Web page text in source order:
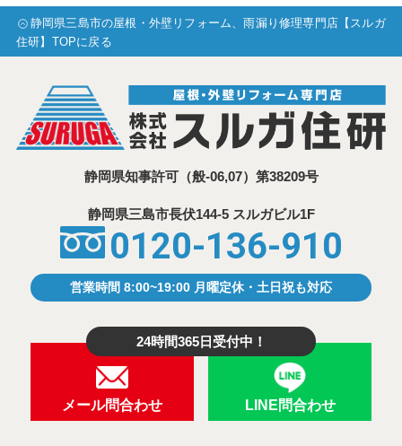
静岡県三島市の屋根・外壁リフォーム、雨漏り修理専門店【スルガ
住研】TOPに戻る
静岡県知事許可（般-06,07）第38209号
静岡県三島市⾧伏144-5 スルガビル1F
0120-136-910
営業時間 8:00~19:00 月曜定休・土日祝も対応
24時間365日受付中！
メール問合わせ LINE問合わせ